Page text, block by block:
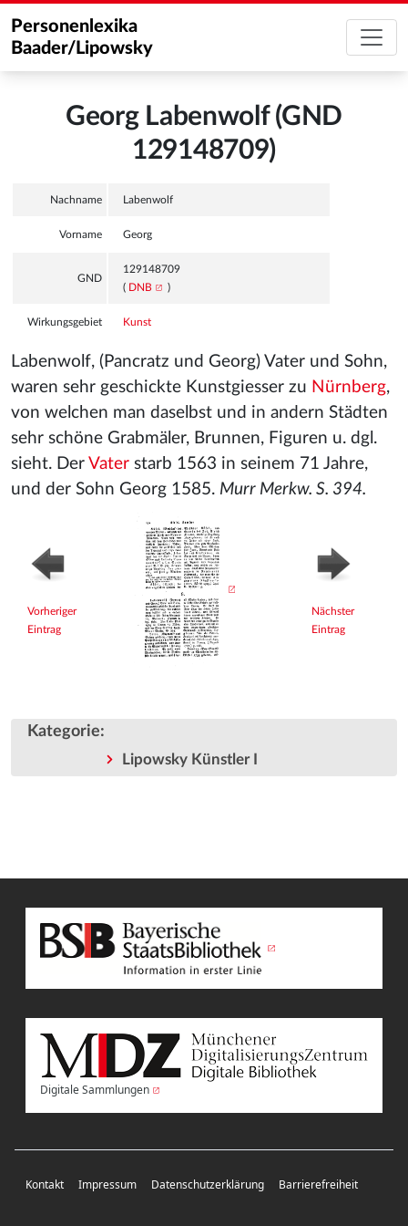
Personenlexika
Baader/Lipowsky
Georg Labenwolf (GND
129148709)
Nachname Labenwolf
Vorname Georg
GND
129148709
( DNB )
Wirkungsgebiet Kunst
Labenwolf, (Pancratz und Georg) Vater und Sohn,
waren sehr geschickte Kunstgiesser zu Nürnberg,
von welchen man daselbst und in andern Städten
sehr schöne Grabmäler, Brunnen, Figuren u. dgl.
sieht. Der Vater starb 1563 in seinem 71 Jahre,
und der Sohn Georg 1585. Murr Merkw. S. 394.
Vorheriger
Eintrag
Nächster
Eintrag
Kategorie:
Lipowsky Künstler I
Digitale Sammlungen
Kontakt Impressum Datenschutzerklärung Barrierefreiheit